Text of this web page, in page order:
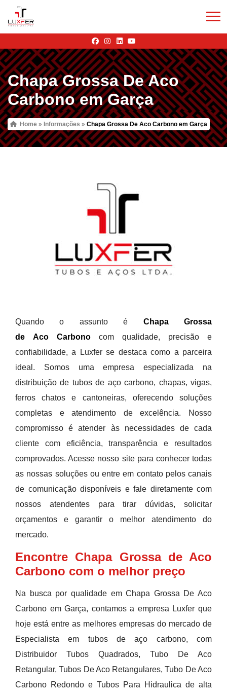
Chapa Grossa De Aco
Carbono em Garça
Home » Informações » Chapa Grossa De Aco Carbono em Garça
Quando o assunto é Chapa Grossa
de Aco Carbono com qualidade, precisão e
confiabilidade, a Luxfer se destaca como a parceira
ideal. Somos uma empresa especializada na
distribuição de tubos de aço carbono, chapas, vigas,
ferros chatos e cantoneiras, oferecendo soluções
completas e atendimento de excelência. Nosso
compromisso é atender às necessidades de cada
cliente com eficiência, transparência e resultados
comprovados. Acesse nosso site para conhecer todas
as nossas soluções ou entre em contato pelos canais
de comunicação disponíveis e fale diretamente com
nossos atendentes para tirar dúvidas, solicitar
orçamentos e garantir o melhor atendimento do
mercado.
Encontre Chapa Grossa de Aco
Carbono com o melhor preço
Na busca por qualidade em Chapa Grossa De Aco
Carbono em Garça, contamos a empresa Luxfer que
hoje está entre as melhores empresas do mercado de
Especialista em tubos de aço carbono, com
Distribuidor Tubos Quadrados, Tubo De Aco
Retangular, Tubos De Aco Retangulares, Tubo De Aco
Carbono Redondo e Tubos Para Hidraulica de alta